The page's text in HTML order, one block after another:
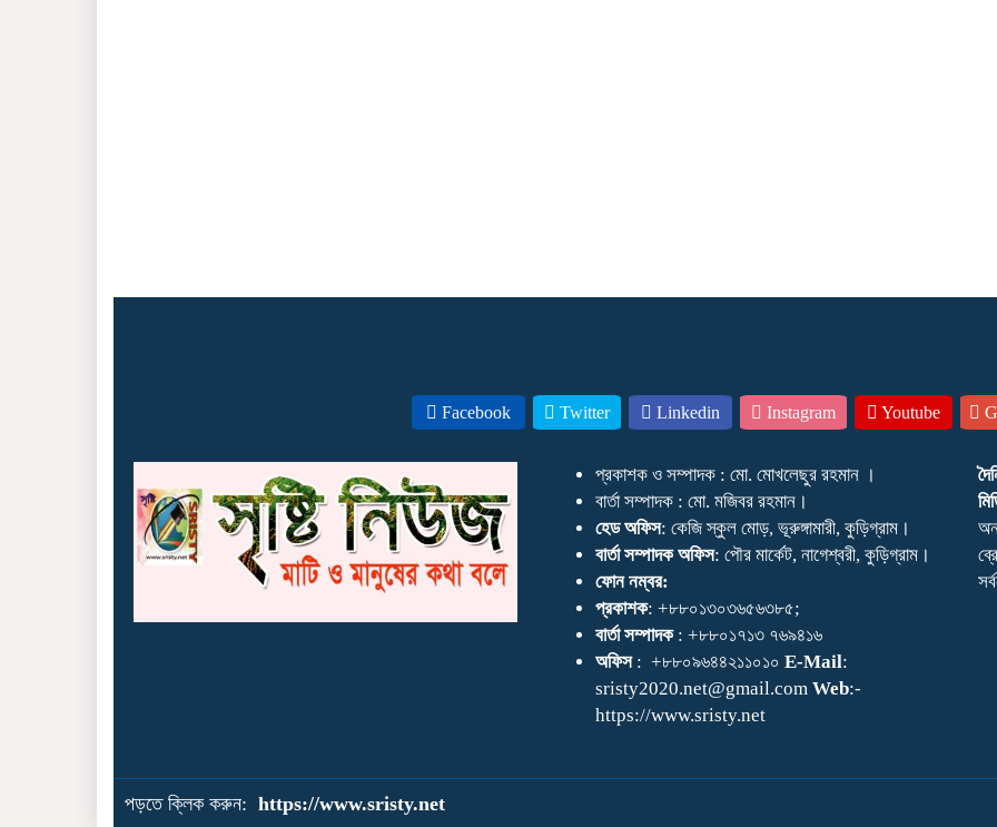
Facebook Twitter Linkedin Instagram Youtube
প্রকাশক ও সম্পাদক : মো. মোখলেছুর রহমান ।
বার্তা সম্পাদক : মো. মজিবর রহমান।
হেড অফিস: কেজি স্কুল মোড়, ভূরুঙ্গামারী, কুড়িগ্রাম।
বার্তা সম্পাদক অফিস: পৌর মার্কেট, নাগেশ্বরী, কুড়িগ্রাম।
ফোন নম্বর:
প্রকাশক: +৮৮০১৩০৩৬৫৬৩৮৫;
বার্তা সম্পাদক: +৮৮০১৭১৩ ৭৬৯৪১৬
অফিস: +৮৮০৯৬৪৪২১১০১০ E-Mail:
sristy2020.net@gmail.com Web:-
https://www.sristy.net
পড়তে ক্লিক করুন: https://www.sristy.net